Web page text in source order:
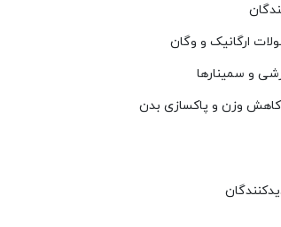
ارگانیک و وگان
و سمینارها
وزن و پاکسازی بدن